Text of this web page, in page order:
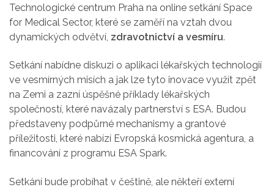
Technologické centrum Praha na online setkání Space
for Medical Sector, které se zaměří na vztah dvou
dynamických odvětví, zdravotnictví a vesmíru.
Setkání nabídne diskuzi o aplikaci lékařských technologií
ve vesmírných misích a jak lze tyto inovace využít zpět
na Zemi a zazní úspěšné příklady lékařských
společností, které navázaly partnerství s ESA. Budou
představeny podpůrné mechanismy a grantové
příležitosti, které nabízí Evropská kosmická agentura, a
financování z programu ESA Spark.
Setkání bude probíhat v češtině, ale někteří externí